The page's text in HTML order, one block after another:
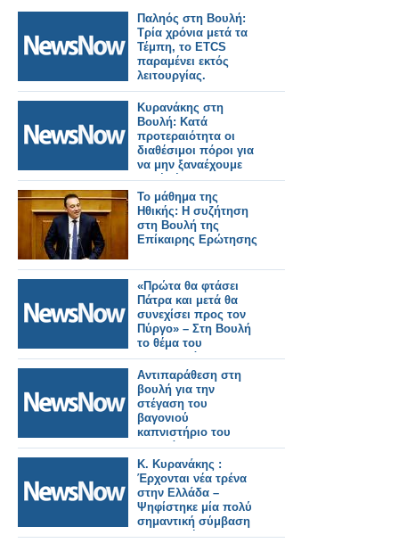
Παληός στη Βουλή:
Τρία χρόνια μετά τα
Τέμπη, το ETCS
παραμένει εκτός
λειτουργίας.
Κυρανάκης στη
Βουλή: Κατά
προτεραιότητα οι
διαθέσιμοι πόροι για
να μην ξαναέχουμε
ποτέ Τέμπη
Το μάθημα της
Ηθικής: Η συζήτηση
στη Βουλή της
Επίκαιρης Ερώτησης
«Πρώτα θα φτάσει
Πάτρα και μετά θα
συνεχίσει προς τον
Πύργο» – Στη Βουλή
το θέμα του
σιδηροδρόμου της
Ηλείας
Αντιπαράθεση στη
βουλή για την
στέγαση του
βαγονιού
καπνιστήριο του
Σουλτάνου
K. Kυρανάκης :
Έρχονται νέα τρένα
στην Ελλάδα –
Ψηφίστηκε μία πολύ
σημαντική σύμβαση
στη Βουλή